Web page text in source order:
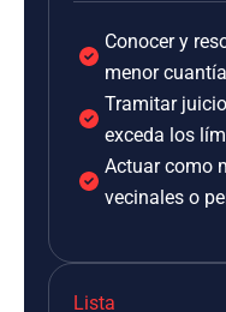
Conocer y
menor
Tramitar
exceda los
Actuar como
vecinales o
Lista